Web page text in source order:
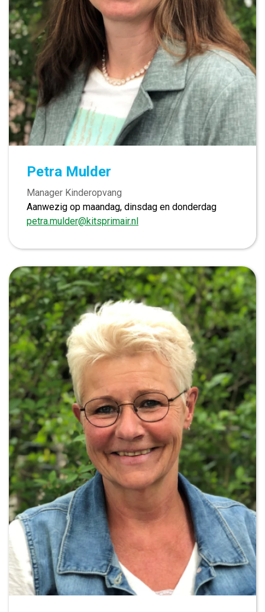
Petra Mulder
Manager Kinderopvang
Aanwezig op maandag, dinsdag en donderdag
petra.mulder@kitsprimair.nl